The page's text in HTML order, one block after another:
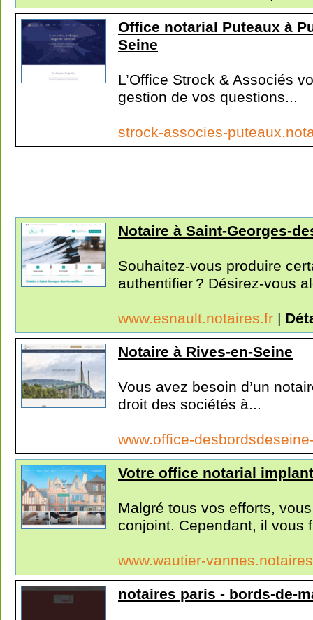
Office notarial Puteaux à
Seine
L’Office Strock & Associés
gestion de vos questions...
strock-associes-
Notaire à Saint-Georges-
Souhaitez-vous produire
authentifier ? Désirez-vous
www.esnault.notaires.fr |
Notaire à Rives-en-Seine
Vous avez besoin d’un
droit des sociétés à...
www.office-
Votre office notarial
Malgré tous vos efforts,
conjoint. Cependant, il vous
www.wautier-
notaires paris - bords-de-